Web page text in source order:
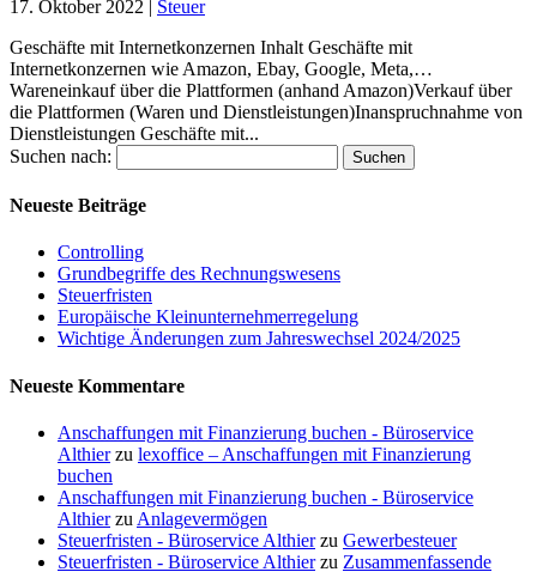
17. Oktober 2022 | Steuer
Geschäfte mit Internetkonzernen Inhalt Geschäfte mit
Internetkonzernen wie Amazon, Ebay, Google, Meta,…
Wareneinkauf über die Plattformen (anhand Amazon)Verkauf über
die Plattformen (Waren und Dienstleistungen)Inanspruchnahme von
Dienstleistungen Geschäfte mit...
Suchen nach:
Neueste Beiträge
Controlling
Grundbegriffe des Rechnungswesens
Steuerfristen
Europäische Kleinunternehmerregelung
Wichtige Änderungen zum Jahreswechsel 2024/2025
Neueste Kommentare
Anschaffungen mit Finanzierung buchen - Büroservice
Althierzu lexoffice – Anschaffungen mit Finanzierung
buchen
Anschaffungen mit Finanzierung buchen - Büroservice
Althierzu Anlagevermögen
Steuerfristen - Büroservice Althierzu Gewerbesteuer
Steuerfristen - Büroservice Althierzu Zusammenfassende